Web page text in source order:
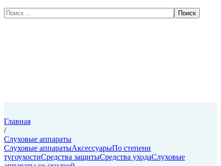
Главная
/
Слуховые аппараты
Слуховые аппаратыАксессуарыПо степени
тугоухостиСредства защитыСредства уходаСлуховые